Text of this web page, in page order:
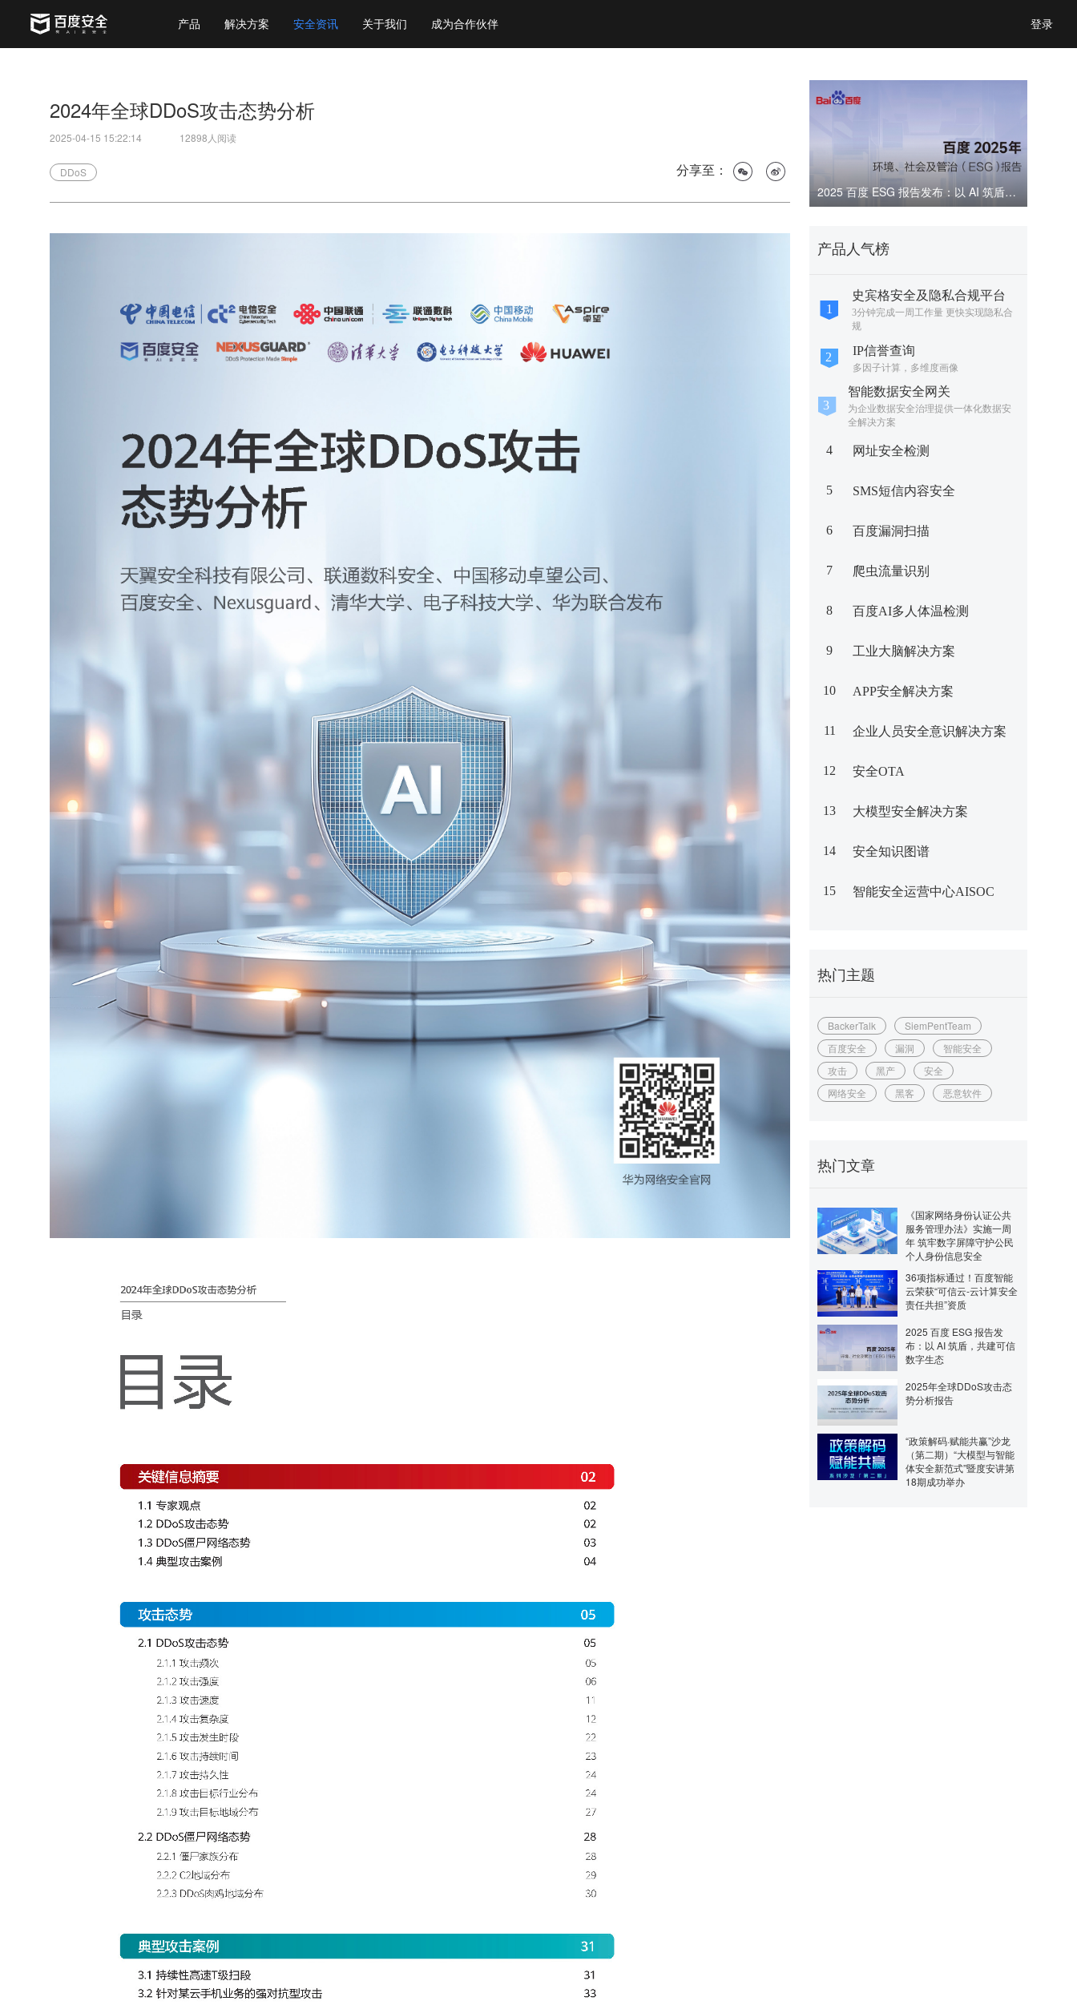
登录
产品 解决方案 安全资讯 关于我们 成为合作伙伴
2025 百度 ESG 报告发布：以 AI 筑盾，共建可信数字生态
产品人气榜
史宾格安全及隐私合规平台
3分钟完成一周工作量 更快实现隐私合
规
IP信誉查询
多因子计算，多维度画像
智能数据安全网关
为企业数据安全治理提供一体化数据安
全解决方案
4 网址安全检测
5 SMS短信内容安全
6 百度漏洞扫描
7 爬虫流量识别
8 百度AI多人体温检测
9 工业大脑解决方案
10 APP安全解决方案
11 企业人员安全意识解决方案
12 安全OTA
13 大模型安全解决方案
14 安全知识图谱
15 智能安全运营中心AISOC
热门主题
BackerTalk
SiemPentTeam
百度安全
漏洞
智能安全
攻击
黑产
安全
网络安全
黑客 恶意软件
热门文章
《国家网络身份认证公共
服务管理办法》实施一周
年 筑牢数字屏障守护公民
个人身份信息安全
36项指标通过！百度智能
云荣获“可信云-云计算安全
责任共担”资质
2025 百度 ESG 报告发
布：以 AI 筑盾，共建可信
数字生态
2025年全球DDoS攻击态
势分析报告
“政策解码·赋能共赢”沙龙
（第二期）“大模型与智能
体安全新范式”暨度安讲第
18期成功举办
2024年全球DDoS攻击态势分析
2025-04-15 15:22:14 12898人阅读
DDoS 分享至：